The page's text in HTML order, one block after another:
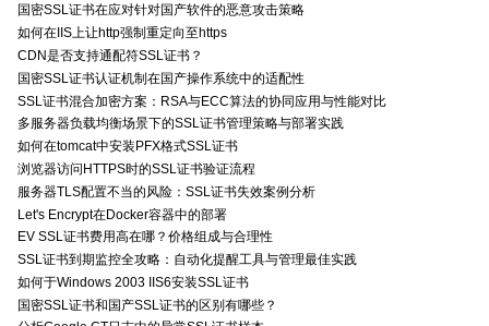
国密SSL证书在应对针对国产软件的恶意攻击策略
如何在IIS上让http强制重定向至https
CDN是否支持通配符SSL证书？
国密SSL证书认证机制在国产操作系统中的适配性
SSL证书混合加密方案：RSA与ECC算法的协同应用与性能对比
多服务器负载均衡场景下的SSL证书管理策略与部署实践
如何在tomcat中安装PFX格式SSL证书
浏览器访问HTTPS时的SSL证书验证流程
服务器TLS配置不当的风险：SSL证书失效案例分析
Let's Encrypt在Docker容器中的部署
EV SSL证书费用高在哪？价格组成与合理性
SSL证书到期监控全攻略：自动化提醒工具与管理最佳实践
如何于Windows 2003 IIS6安装SSL证书
国密SSL证书和国产SSL证书的区别有哪些？